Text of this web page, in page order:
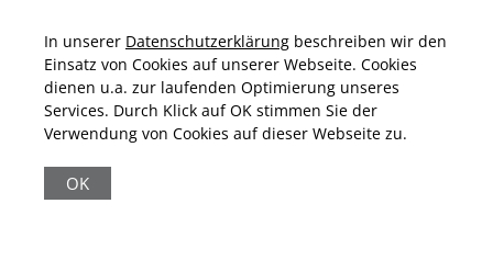
|
Bewertungsgrundlage des Anbieters: 13 Verkaufs- und 32
In unserer Datenschutzerklärung beschreiben wir den
Einsatz von Cookies auf unserer Webseite. Cookies
dienen u.a. zur laufenden Optimierung unseres
Services. Durch Klick auf OK stimmen Sie der
Verwendung von Cookies auf dieser Webseite zu.
OK